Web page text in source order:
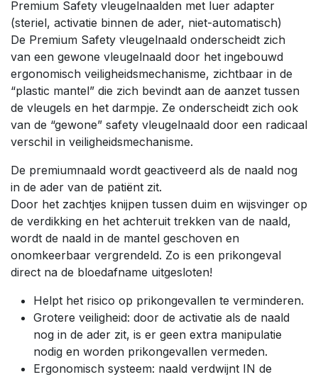
Premium Safety vleugelnaalden met luer adapter
(steriel, activatie binnen de ader, niet-automatisch)
De Premium Safety vleugelnaald onderscheidt zich
van een gewone vleugelnaald door het ingebouwd
ergonomisch veiligheidsmechanisme, zichtbaar in de
“plastic mantel” die zich bevindt aan de aanzet tussen
de vleugels en het darmpje. Ze onderscheidt zich ook
van de “gewone” safety vleugelnaald door een radicaal
verschil in veiligheidsmechanisme.
De premiumnaald wordt geactiveerd als de naald nog
in de ader van de patiënt zit.
Door het zachtjes knijpen tussen duim en wijsvinger op
de verdikking en het achteruit trekken van de naald,
wordt de naald in de mantel geschoven en
onomkeerbaar vergrendeld. Zo is een prikongeval
direct na de bloedafname uitgesloten!
Helpt het risico op prikongevallen te verminderen.
Grotere veiligheid: door de activatie als de naald
nog in de ader zit, is er geen extra manipulatie
nodig en worden prikongevallen vermeden.
Ergonomisch systeem: naald verdwijnt IN de